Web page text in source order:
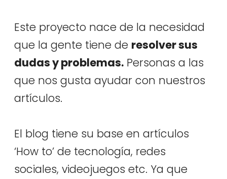
Este proyecto nace de la necesidad
que la gente tiene de resolver sus
dudas y problemas. Personas a las
que nos gusta ayudar con nuestros
artículos.
El blog tiene su base en artículos
‘How to’ de tecnología, redes
sociales, videojuegos etc. Ya que